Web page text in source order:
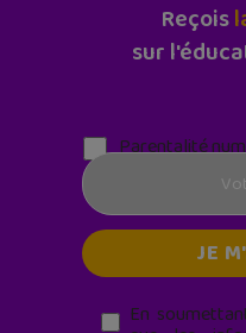
Reçois
sur
Parentalité
En